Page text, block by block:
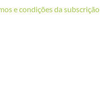
e condições da subscrição